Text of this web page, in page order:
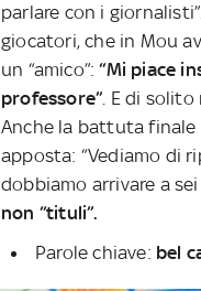
parlare con i
giocatori, che in Mou
un “amico”:“Mi piace
professore”. E di solito
Anche la battuta
apposta: “Vediamo di
dobbiamo arrivare a sei
non “tituli”.
Parole chiave: bel